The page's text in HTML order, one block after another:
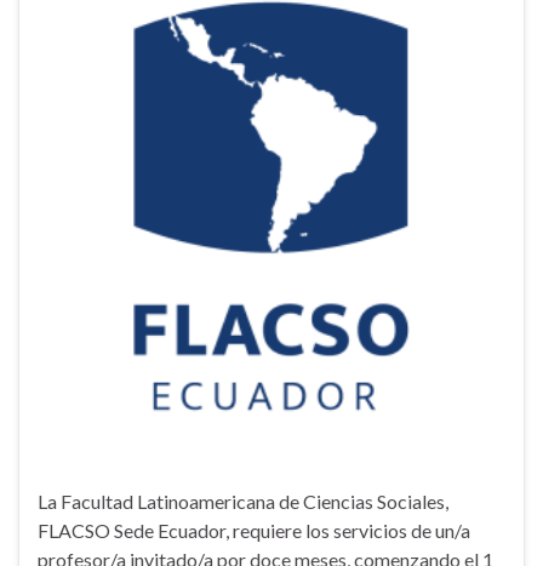
La Facultad Latinoamericana de Ciencias Sociales,
FLACSO Sede Ecuador, requiere los servicios de un/a
profesor/a invitado/a por doce meses, comenzando el 1